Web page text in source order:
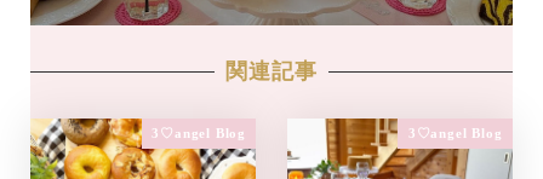
関連記事
3♡angel Blog 3♡angel Blog